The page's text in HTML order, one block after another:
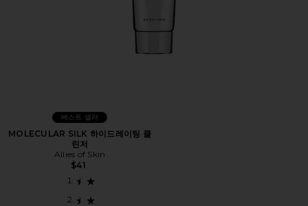
베스트 셀러
MOLECULAR SILK 하이드레이팅 클
린저
Allies of Skin
$41